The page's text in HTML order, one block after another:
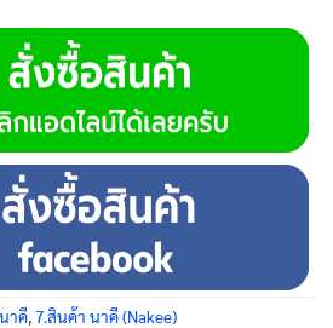
าคี 7.สินค้า นาคี (Nakee)